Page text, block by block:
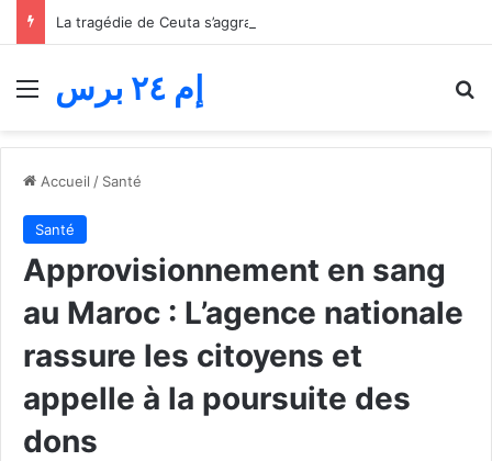
Menu إم ٢٤ برس
Accueil / Santé
Santé
Approvisionnement en sang
au Maroc : L’agence nationale
rassure les citoyens et
appelle à la poursuite des
dons